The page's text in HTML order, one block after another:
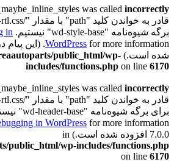
was called incorrectly
برگه شیوه‌نامه "wd-style-base" نیستیم. Please see
in
WordPress
شده است.) in public_html/wp-
includes/functions.php on line 6170
was called incorrectly
برای برگه شیوه‌نامه "wd-header-base" نیستیم. Please see
in WordPress
7.0.0 افزوده شده است.) in
public_html/wp-includes/functions.php
on line 6170